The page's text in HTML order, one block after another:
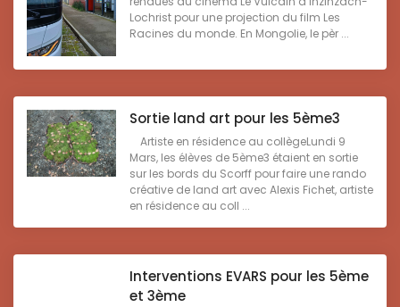
Lochrist pour une projection du film Les
Racines du monde. En Mongolie, le pèr ...
Sortie land art pour les 5ème3
Artiste en résidence au collègeLundi 9
Mars, les élèves de 5ème3 étaient en sortie
sur les bords du Scorff pour faire une rando
créative de land art avec Alexis Fichet, artiste
en résidence au coll ...
Interventions EVARS pour les 5ème
et 3ème